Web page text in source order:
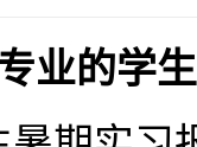
业的学